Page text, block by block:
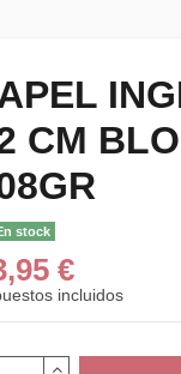
CM
stock
€
incluidos